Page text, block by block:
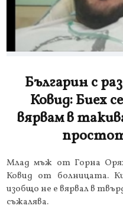
Българин с
Ковид: Биех
вярвам в
Млад мъж от Горна
Ковид от болницата.
изобщо не е вярвал в
съжалява.